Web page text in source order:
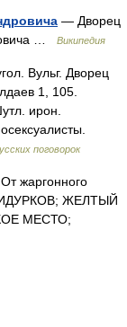
— Дворец
…
Википедия
Вульг. Дворец
1, 105.
ирон.
поговорок
жаргонного
ЖЕЛТЫЙ
МЕСТО;